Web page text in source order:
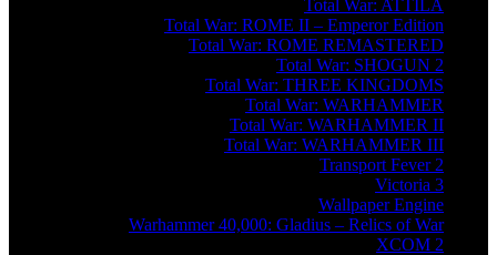
Total War: ATTILA
Total War: ROME II – Emperor Edition
Total War: ROME REMASTERED
Total War: SHOGUN 2
Total War: THREE KINGDOMS
Total War: WARHAMMER
Total War: WARHAMMER II
Total War: WARHAMMER III
Transport Fever 2
Victoria 3
Wallpaper Engine
Warhammer 40,000: Gladius – Relics of War
XCOM 2